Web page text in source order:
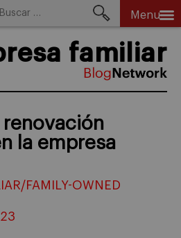
Menu
familiar
la empresa
FAMILY-OWNED